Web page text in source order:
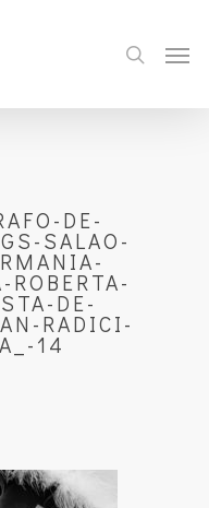
DE-
SALAO-
DE-
RADICI-
14